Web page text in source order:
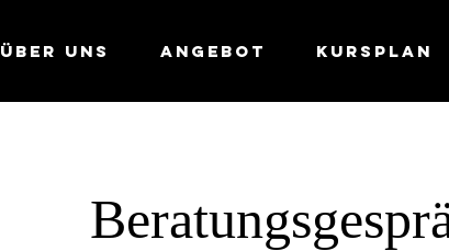
Über Uns Angebot Kursplan